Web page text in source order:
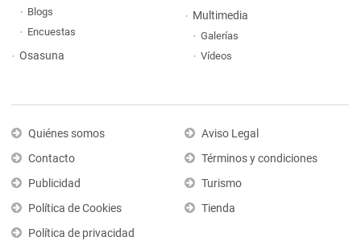
Blogs
Encuestas
Osasuna
Multimedia
Galerías
Vídeos
Quiénes somos
Contacto
Publicidad
Política de Cookies
Política de privacidad
Aviso Legal
Términos y condiciones
Turismo
Tienda